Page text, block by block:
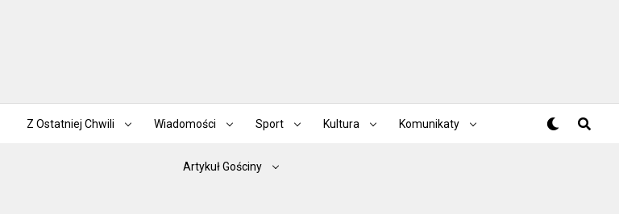
Z Ostatniej Chwili Wiadomości Sport Kultura Komunikaty
Artykuł Gościny